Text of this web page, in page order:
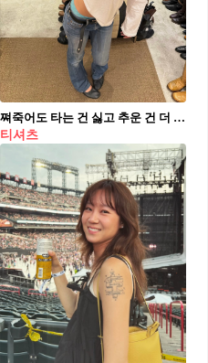
쪄죽어도 타는 건 싫고 추운 건 더 싫으니까
티셔츠